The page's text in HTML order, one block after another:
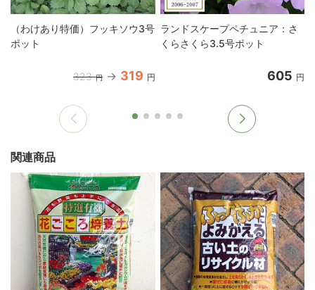
（わけあり特価）フッキソウ3号
ポット
323 円 319 円
ランドスケープペチュニア：さ
くらさくら3.5号ポット
605 円
関連商品